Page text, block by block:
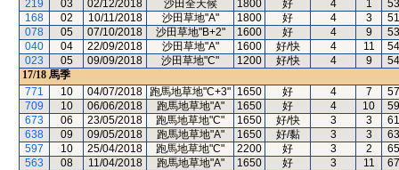
219
03 02/12/2018 沙田全天候 1800 好 4 1
53
168
02 10/11/2018 沙田草地"A" 1800 好 4 3
51
078
05 07/10/2018 沙田草地"B+2" 1600 好 4 9
53
040
04 22/09/2018 沙田草地"A" 1600 好/快 4 11
54
023
05 09/09/2018 沙田草地"C" 1200 好/快 4 9
54
17/18 馬季
771
10 04/07/2018 跑馬地草地"C+3" 1650 好 4 7
57
709
10 06/06/2018 跑馬地草地"A" 1650 好 4 10
59
673
06 23/05/2018 跑馬地草地"C" 1650 好/快 3 3
61
638
09 09/05/2018 跑馬地草地"A" 1650 好/黏 3 3
63
597
10 25/04/2018 跑馬地草地"C" 2200 好 3 2
65
563
08 11/04/2018 跑馬地草地"A" 1650 好 3 11
67